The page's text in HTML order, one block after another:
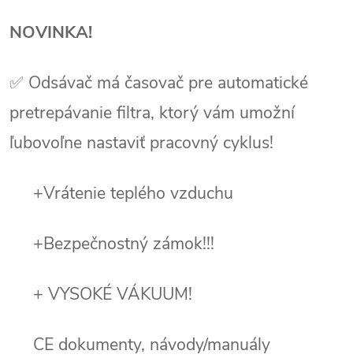
NOVINKA!
✅ Odsávač má časovač pre automatické
pretrepávanie filtra, ktorý vám umožní
ľubovoľne nastaviť pracovný cyklus!
+Vrátenie teplého vzduchu
+Bezpečnostný zámok!!!
+ VYSOKÉ VÁKUUM!
CE dokumenty, návody/manuály